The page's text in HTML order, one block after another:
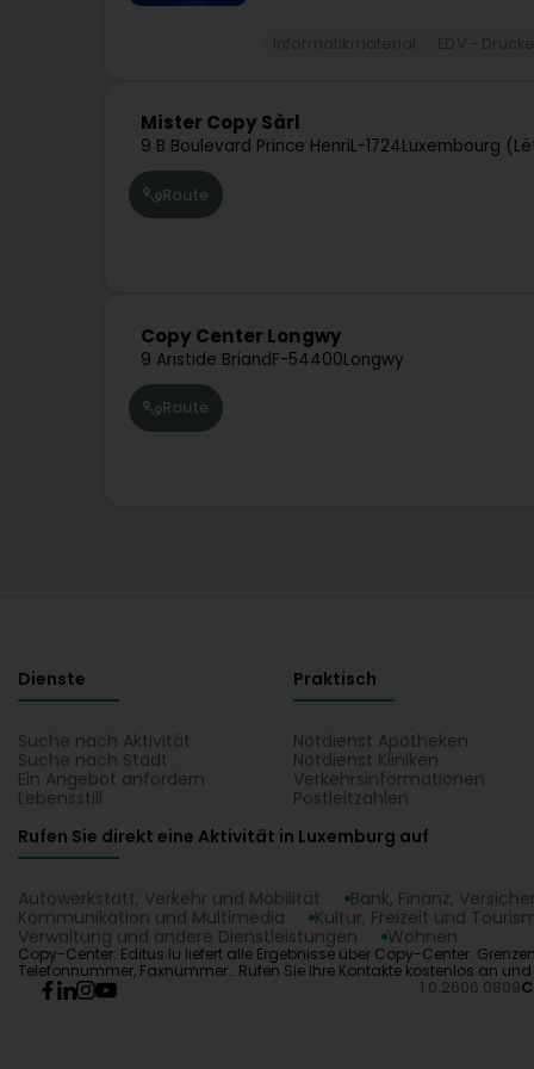
Mister Copy Sàrl
9 B Boulevard Prince HenriL-1724Luxembourg
Route
Copy Center Longwy
9 Aristide BriandF-54400Longwy
Route
Dienste
Suche nach Aktivität
Suche nach Stadt
Ein Angebot anfordern
Lebensstill
Praktisch
Notdienst Apotheken
Notdienst Kliniken
Verkehrsinformationen
Postleitzahlen
Rufen Sie direkt eine Aktivität in Luxemburg auf
Autowerkstatt, Verkehr und Mobilität Bank, Finanz,
Kommunikation und Multimedia
Kultur, Freizeit und
Verwaltung und andere Dienstleistungen
Wohnen
Copy-Center: Editus.lu liefert alle Ergebnisse über Copy-Center.
Telefonnummer, Faxnummer… Rufen Sie Ihre Kontakte kostenlos an
1.0.2606.0809